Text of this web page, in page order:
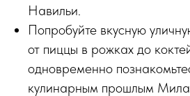
Навильи.
Попробуйте вкусную
от пиццы в рожках до
одновременно
кулинарным прошлым